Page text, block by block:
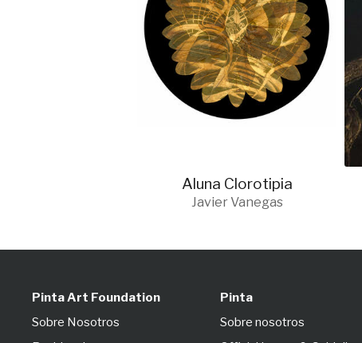
Aluna Clorotipia
Javier Vanegas
Pinta Art Foundation
Sobre Nosotros
Pinta
Sobre nosotros